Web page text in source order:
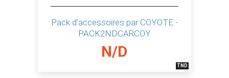
Pack d’accessoires par COYOTE -
PACK2NDCARCOY
N/D
TND